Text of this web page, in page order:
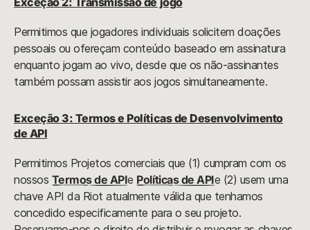
Permitimos que jogadores individuais solicitem doações
pessoais ou ofereçam conteúdo baseado em assinatura
enquanto jogam ao vivo, desde que os não-assinantes
também possam assistir aos jogos simultaneamente.
Exceção 3: Termos e Políticas de Desenvolvimento
de API
Permitimos Projetos comerciais que (1) cumpram com os
nossos Termos de APIe Políticas de APIe (2) usem uma
chave API da Riot atualmente válida que tenhamos
concedido especificamente para o seu projeto.